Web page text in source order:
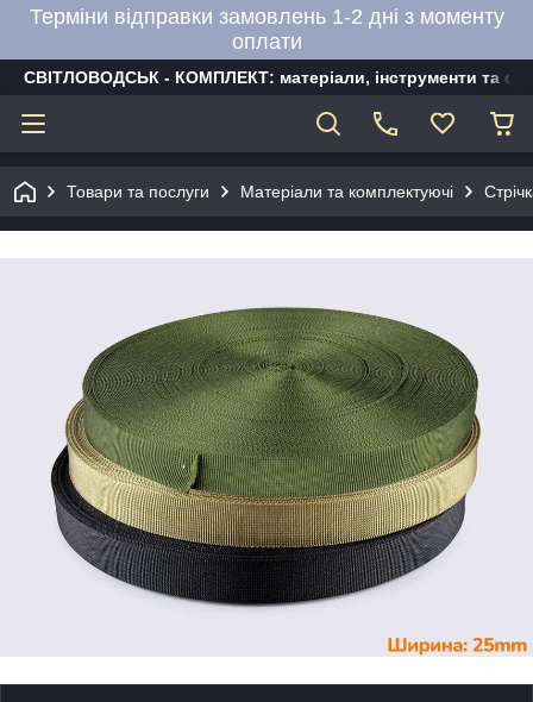
Терміни відправки замовлень 1-2 дні з моменту
оплати
СВІТЛОВОДСЬК - КОМПЛЕКТ: матеріали, інструменти та
Товари та послуги Матеріали та комплектуючі